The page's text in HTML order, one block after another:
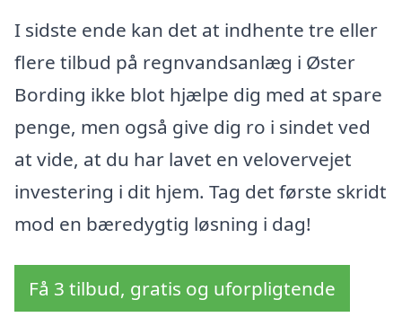
I sidste ende kan det at indhente tre eller
flere tilbud på regnvandsanlæg i Øster
Bording ikke blot hjælpe dig med at spare
penge, men også give dig ro i sindet ved
at vide, at du har lavet en velovervejet
investering i dit hjem. Tag det første skridt
mod en bæredygtig løsning i dag!
Få 3 tilbud, gratis og uforpligtende